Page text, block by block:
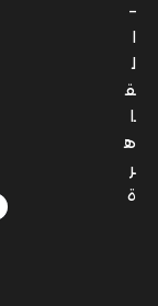
–
ا
ل
ق
ا
ه
ر
ة